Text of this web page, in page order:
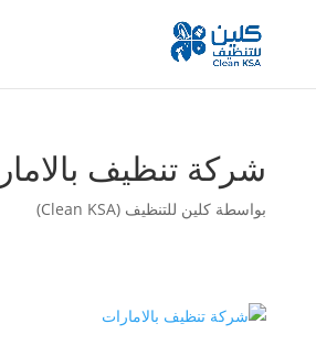
شركة تنظيف
بواسطة كلين للتنظيف (Clean KSA)